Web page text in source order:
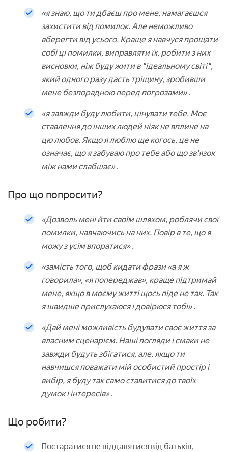
«я знаю, що ти дбаєш про мене, намагаєшся
захистити від помилок. Але неможливо
вберегти від усього. Краще я навчуся прощати
собі ці помилки, виправляти їх, робити з них
висновки, ніж буду жити в "ідеальному світі",
який одного разу дасть тріщину, зробивши
мене безпорадною перед погрозами».
«я завжди буду любити, цінувати тебе. Моє
ставлення до інших людей ніяк не вплине на
цю любов. Якщо я люблю ще когось, це не
означає, що я забуваю про тебе або що зв'язок
між нами слабшає».
Про що попросити?
«Дозволь мені йти своїм шляхом, роблячи свої
помилки, навчаючись на них. Повір в те, що я
можу з усім впоратися».
«замість того, щоб кидати фрази «а я ж
говорила», «я попереджав», краще підтримай
мене, якщо в моєму житті щось піде не так. Так
я швидше прислухаюся і довірюся тобі».
«Дай мені можливість будувати своє життя за
власним сценарієм. Наші погляди і смаки не
завжди будуть збігатися, але, якщо ти
навчишся поважати мій особистий простір і
вибір, я буду так само ставитися до твоїх
думок і інтересів».
Що робити?
Постаратися не віддалятися від батьків,